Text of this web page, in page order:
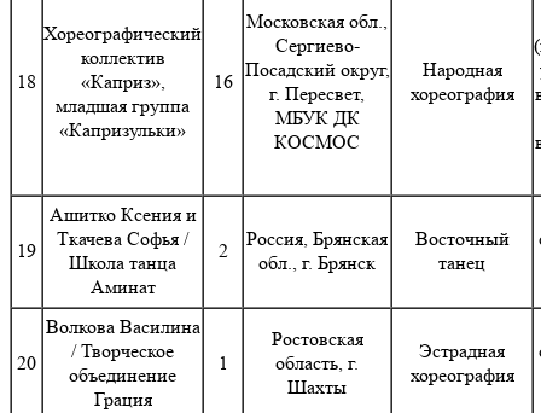
18
Хореографический
коллектив
«Каприз»,
младшая группа
«Капризульки»
16
Московская обл.,
Сергиево-
Посадский округ,
г. Пересвет,
МБУК ДК
КОСМОС
Народная
хореография
19
Ашитко Ксения и
Ткачева Софья /
Школа танца
Аминат
2
Россия, Брянская
обл., г. Брянск
Восточный
танец
20
Волкова Василина
/ Творческое
объединение
Грация
1
Ростовская
область, г.
Шахты
Эстрадная
хореография